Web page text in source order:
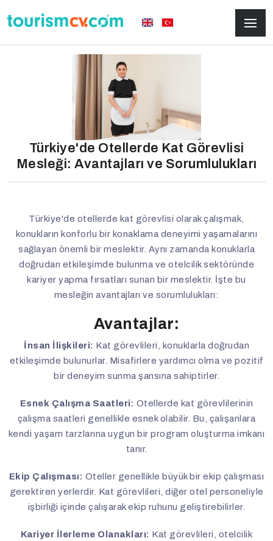
Türkiye'de Otellerde Kat Görevlisi
Mesleği: Avantajları ve Sorumlulukları
Türkiye'de otellerde kat görevlisi olarak çalışmak,
konukların konforlu bir konaklama deneyimi yaşamalarını
sağlayan önemli bir meslektir. Aynı zamanda konuklarla
doğrudan etkileşimde bulunma ve otelcilik sektöründe
kariyer yapma fırsatları sunan bir meslektir. İşte bu
mesleğin avantajları ve sorumlulukları:
Avantajlar:
İnsan İlişkileri: Kat görevlileri, konuklarla doğrudan
etkileşimde bulunurlar. Misafirlere yardımcı olma ve pozitif
bir deneyim sunma şansına sahiptirler.
Esnek Çalışma Saatleri: Otellerde kat görevlilerinin
çalışma saatleri genellikle esnek olabilir. Bu, çalışanlara
kendi yaşam tarzlarına uygun bir program oluşturma imkanı
tanır.
Ekip Çalışması: Oteller genellikle büyük bir ekip çalışması
gerektiren yerlerdir. Kat görevlileri, diğer otel personeliyle
işbirliği içinde çalışarak ekip ruhunu geliştirebilirler.
Kariyer İlerleme Olanakları: Kat görevlileri, otelcilik